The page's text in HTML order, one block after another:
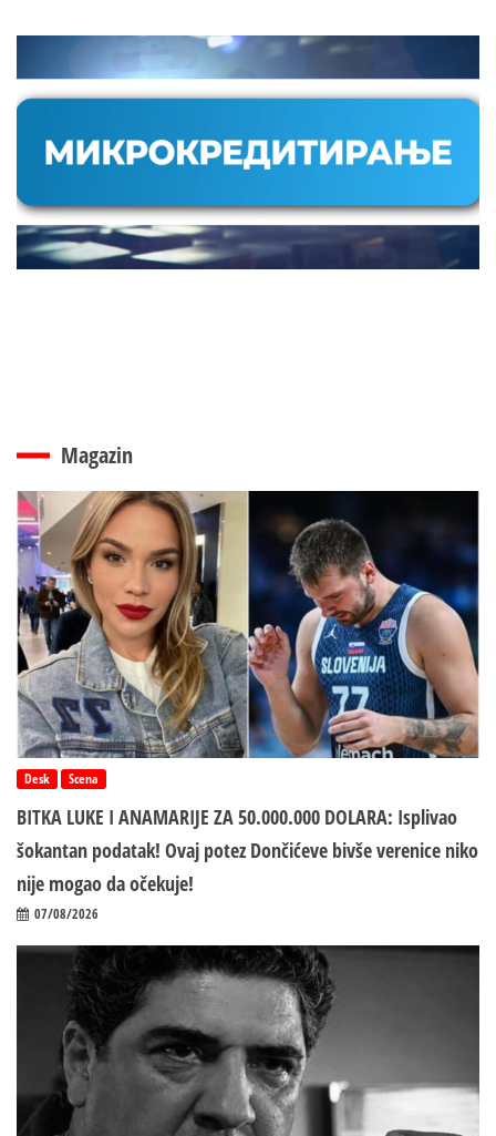
Magazin
Desk Scena
BITKA LUKE I ANAMARIJE ZA 50.000.000 DOLARA: Isplivao
šokantan podatak! Ovaj potez Dončićeve bivše verenice niko
nije mogao da očekuje!
07/08/2026